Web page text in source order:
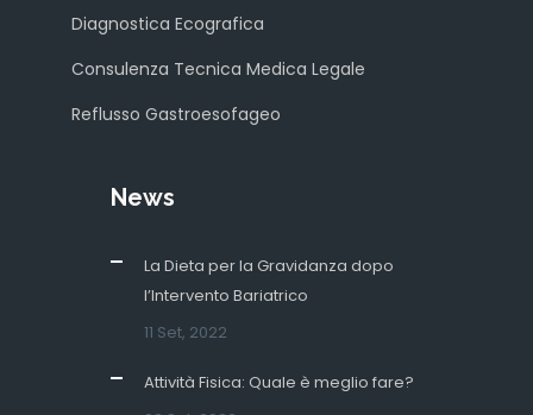
Diagnostica Ecografica
Consulenza Tecnica Medica Legale
Reflusso Gastroesofageo
News
La Dieta per la Gravidanza dopo
l’Intervento Bariatrico
11 Set, 2022
Attività Fisica: Quale è meglio fare?